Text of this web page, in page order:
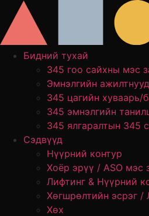
content
Бидний тухай
345 гоо сайхны мэс
Эмнэлгийн ажилтнууд
345 цагийн хуваарь/
345 эмнэлгийн
345 ялгаралтын 345
Сэдвүүд
Нүүрний контур
Хоёр эрүү / ASO мэс
Лифтинг & Нүүрний
Хөгшрөлтийн эсрэг /
Хөх